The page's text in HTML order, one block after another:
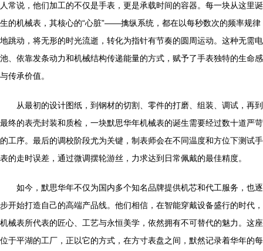
人常说，他们加工的不仅是手表，更是承载时间的容器。每一块从这里诞
生的机械表，其核心的“心脏”——擒纵系统，都在以每秒数次的频率规律
地跳动，将无形的时光流逝，转化为指针有节奏的圆周运动。这种无需电
池、依靠发条动力和机械结构传递能量的方式，赋予了手表独特的生命感
与传承价值。
从最初的设计图纸，到钢材的切割、零件的打磨、组装、调试，再到
最终的表壳封装和质检，一块默思华年机械表的诞生需要经过数十道严苛
的工序。最后的调校阶段尤为关键，制表师会在不同温度和方位下测试手
表的走时误差，通过微调摆轮游丝，力求达到日常佩戴的最佳精度。
如今，默思华年不仅为国内多个知名品牌提供机芯和代工服务，也逐
步开始打造自己的高端产品线。他们相信，在智能穿戴设备盛行的时代，
机械表所代表的匠心、工艺与永恒美学，依然拥有不可替代的魅力。这座
位于平湖的工厂，正以它的方式，在方寸表盘之间，默然记录着华年的每